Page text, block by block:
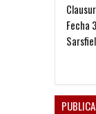
Fecha